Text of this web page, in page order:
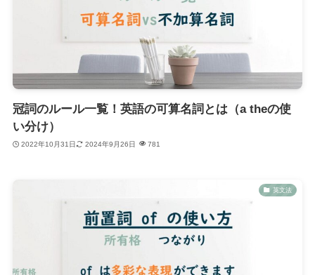
冠詞のルール一覧！英語の可算名詞とは（a theの使
い分け）
2022年10月31日 2024年9月26日 781
英文法